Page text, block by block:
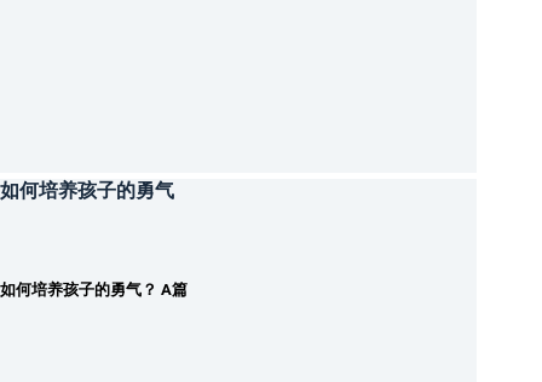
如何培养孩子的勇气
如何培养孩子的勇气？ A篇